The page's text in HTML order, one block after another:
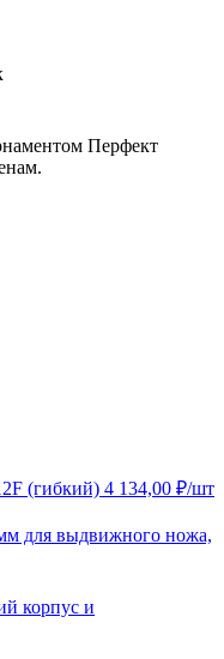
Перфект
(гибкий) 4 134,00 ₽/шт
для выдвижного ножа,
корпус и